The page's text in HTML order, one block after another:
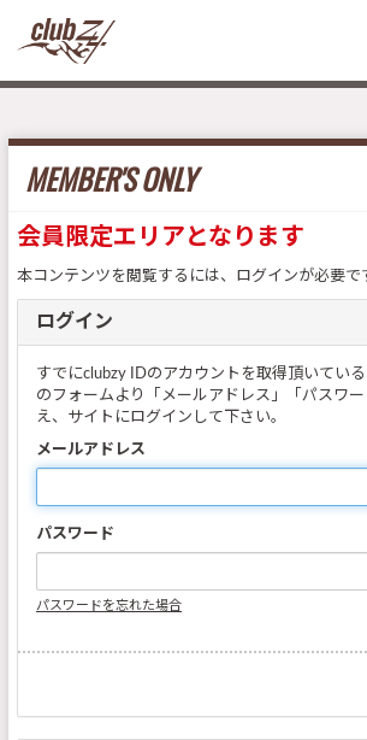
MEMBER'S ONLY
会員限定エリアとなります
本コンテンツを閲覧するには、ログインが必要で
ログイン
すでにclubzy IDのアカウントを取得頂いてい
のフォームより「メールアドレス」「パスワ
え、サイトにログインして下さい。
メールアドレス
パスワード
パスワードを忘れた場合